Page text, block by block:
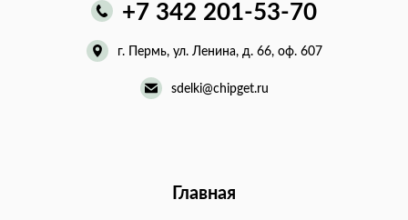
+7 342 201-53-70
г. Пермь, ул. Ленина, д. 66, оф. 607
sdelki@chipget.ru
Главная